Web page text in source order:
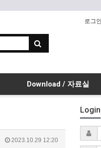
로그인
Download / 자료실
2023.10.29 12:20
Login